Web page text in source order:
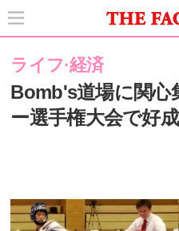
ライフ·経済
Bomb's道場に関心
ー選手権大会で好成